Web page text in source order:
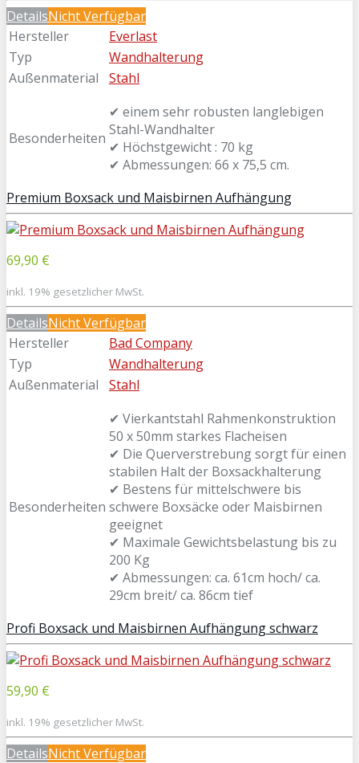
DetailsNicht Verfügbar
Hersteller
Everlast
Typ
Wandhalterung
Außenmaterial
Stahl
Besonderheiten
✔ einem sehr robusten langlebigen
Stahl-Wandhalter
✔ Höchstgewicht : 70 kg
✔ Abmessungen: 66 x 75,5 cm.
Premium Boxsack und Maisbirnen Aufhängung
69,90 €
inkl. 19% gesetzlicher MwSt.
DetailsNicht Verfügbar
Hersteller
Bad Company
Typ
Wandhalterung
Außenmaterial
Stahl
Besonderheiten
✔ Vierkantstahl Rahmenkonstruktion
50 x 50mm starkes Flacheisen
✔ Die Querverstrebung sorgt für einen
stabilen Halt der Boxsackhalterung
✔ Bestens für mittelschwere bis
schwere Boxsäcke oder Maisbirnen
geeignet
✔ Maximale Gewichtsbelastung bis zu
200 Kg
✔ Abmessungen: ca. 61cm hoch/ ca.
29cm breit/ ca. 86cm tief
Profi Boxsack und Maisbirnen Aufhängung schwarz
59,90 €
inkl. 19% gesetzlicher MwSt.
DetailsNicht Verfügbar